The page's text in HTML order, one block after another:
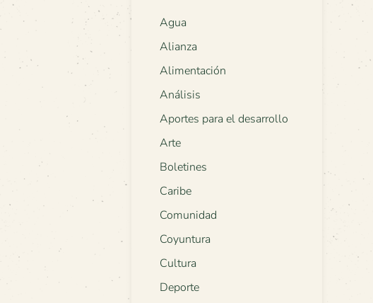
Agua
Alianza
Alimentación
Análisis
Aportes para el desarrollo
Arte
Boletines
Caribe
Comunidad
Coyuntura
Cultura
Deporte